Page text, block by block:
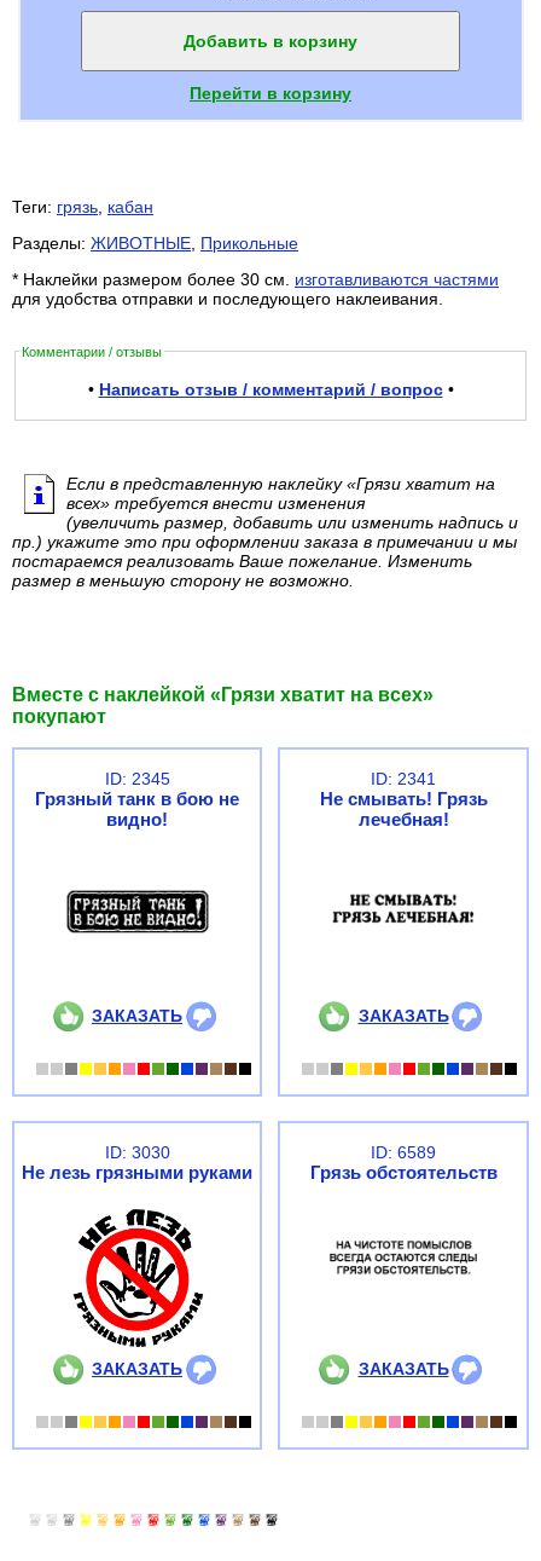
Добавить в корзину
Перейти в корзину
Теги: грязь кабан
Разделы: ЖИВОТНЫЕ Прикольные
* Наклейки размером более 30 см. изготавливаются частями
для удобства отправки и последующего наклеивания.
Комментарии / отзывы
• Написать отзыв / комментарий / вопрос•
Если в представленную наклейку «Грязи хватит на
всех» требуется внести изменения
(увеличить размер, добавить или изменить надпись и
пр.) укажите это при оформлении заказа в примечании и мы
постараемся реализовать Ваше пожелание. Изменить
размер в меньшую сторону не возможно.
Вместе с наклейкой «Грязи хватит на всех»
покупают
ID: 2345
Грязный танк в бою не
видно!
ЗАКАЗАТЬ
ID: 2341
Не смывать! Грязь
лечебная!
ЗАКАЗАТЬ
ID: 3030
Не лезь грязными руками
ЗАКАЗАТЬ
ID: 6589
Грязь обстоятельств
ЗАКАЗАТЬ